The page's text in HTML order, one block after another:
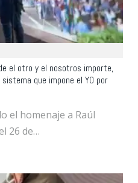
el otro y el nosotros importe,
que impone el YO por
el homenaje a Raúl
26 de…